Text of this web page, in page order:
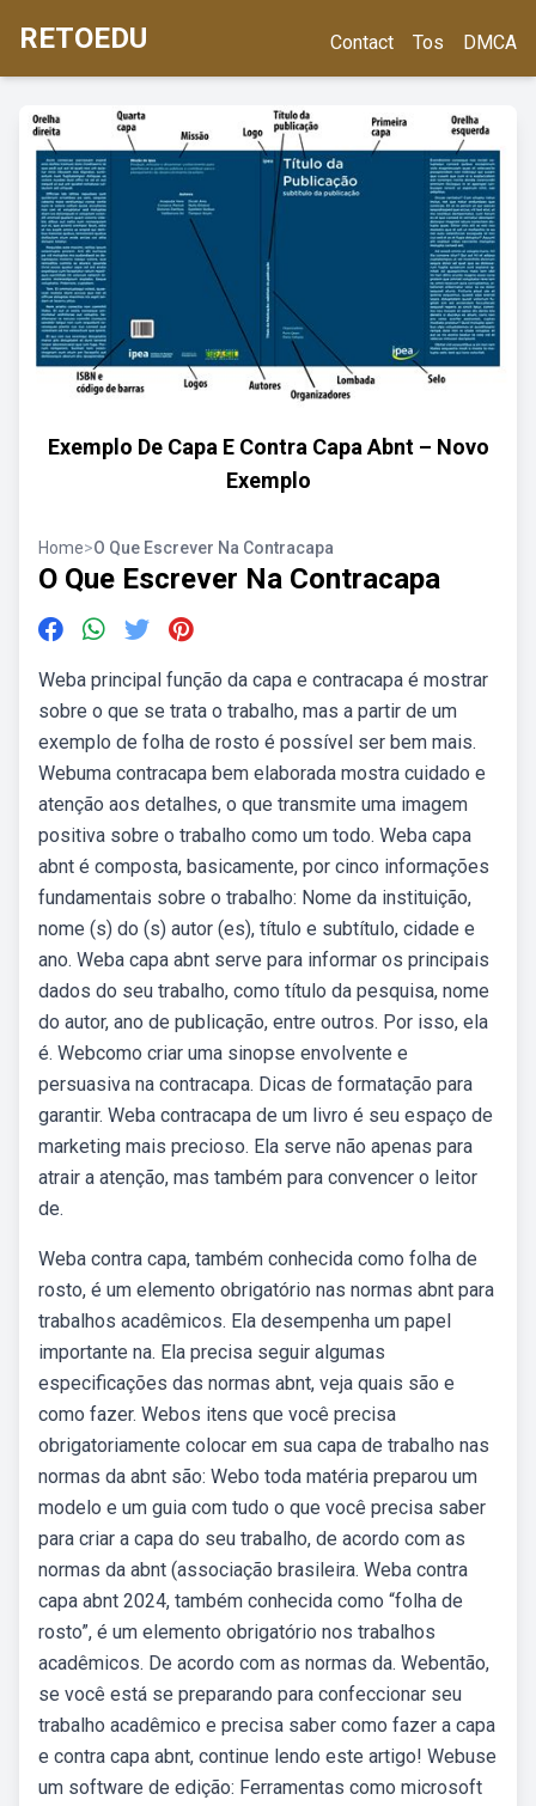
RETOEDU Contact Tos DMCA
Exemplo De Capa E Contra Capa Abnt – Novo
Exemplo
Home>O Que Escrever Na Contracapa
O Que Escrever Na Contracapa
Weba principal função da capa e contracapa é mostrar
sobre o que se trata o trabalho, mas a partir de um
exemplo de folha de rosto é possível ser bem mais.
Webuma contracapa bem elaborada mostra cuidado e
atenção aos detalhes, o que transmite uma imagem
positiva sobre o trabalho como um todo. Weba capa
abnt é composta, basicamente, por cinco informações
fundamentais sobre o trabalho: Nome da instituição,
nome (s) do (s) autor (es), título e subtítulo, cidade e
ano. Weba capa abnt serve para informar os principais
dados do seu trabalho, como título da pesquisa, nome
do autor, ano de publicação, entre outros. Por isso, ela
é. Webcomo criar uma sinopse envolvente e
persuasiva na contracapa. Dicas de formatação para
garantir. Weba contracapa de um livro é seu espaço de
marketing mais precioso. Ela serve não apenas para
atrair a atenção, mas também para convencer o leitor
de.
Weba contra capa, também conhecida como folha de
rosto, é um elemento obrigatório nas normas abnt para
trabalhos acadêmicos. Ela desempenha um papel
importante na. Ela precisa seguir algumas
especificações das normas abnt, veja quais são e
como fazer. Webos itens que você precisa
obrigatoriamente colocar em sua capa de trabalho nas
normas da abnt são: Webo toda matéria preparou um
modelo e um guia com tudo o que você precisa saber
para criar a capa do seu trabalho, de acordo com as
normas da abnt (associação brasileira. Weba contra
capa abnt 2024, também conhecida como “folha de
rosto”, é um elemento obrigatório nos trabalhos
acadêmicos. De acordo com as normas da. Webentão,
se você está se preparando para confeccionar seu
trabalho acadêmico e precisa saber como fazer a capa
e contra capa abnt, continue lendo este artigo! Webuse
um software de edição: Ferramentas como microsoft